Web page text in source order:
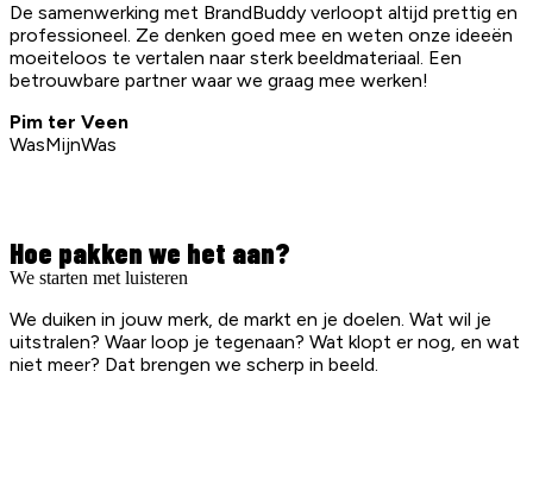
De samenwerking met BrandBuddy verloopt altijd prettig en
professioneel. Ze denken goed mee en weten onze ideeën
moeiteloos te vertalen naar sterk beeldmateriaal. Een
betrouwbare partner waar we graag mee werken!
Pim ter Veen
WasMijnWas
Hoe pakken we het aan?
We starten met luisteren
We duiken in jouw merk, de markt en je doelen. Wat wil je
uitstralen? Waar loop je tegenaan? Wat klopt er nog, en wat
niet meer? Dat brengen we scherp in beeld.